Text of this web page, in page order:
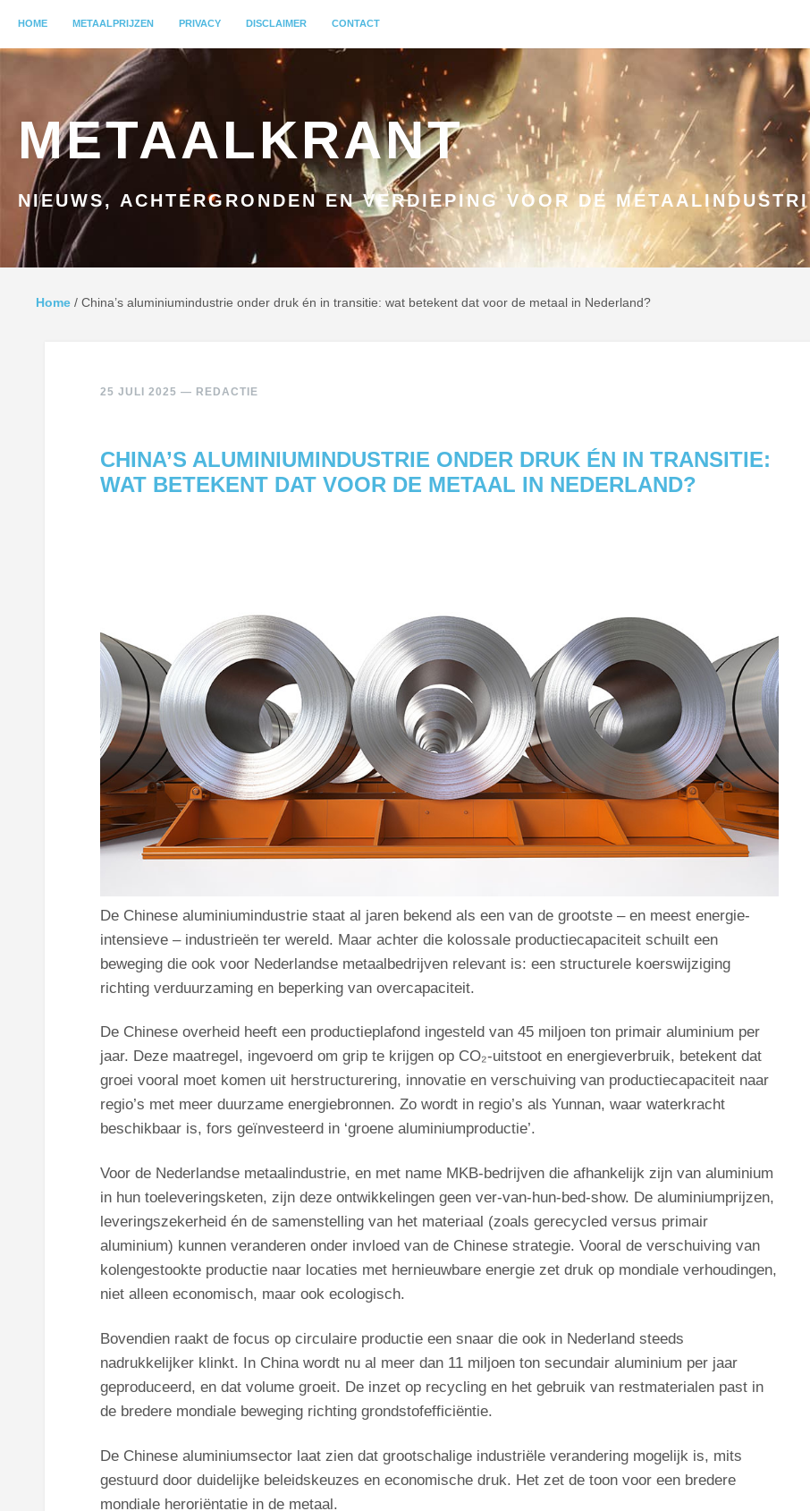
GA NAAR INHOUD
HOME METAALPRIJZEN PRIVACY DISCLAIMER CONTACT
METAALKRANT
NIEUWS, ACHTERGRONDEN EN VERDIEPING VOOR DE
Home / China’s aluminiumindustrie onder druk én in transitie: wat betekent dat voor de metaal in Nederland?
25 JULI 2025 — REDACTIE
CHINA’S ALUMINIUMINDUSTRIE ONDER DRUK ÉN IN TRANSITIE:
WAT BETEKENT DAT VOOR DE METAAL IN NEDERLAND?
De Chinese aluminiumindustrie staat al jaren bekend als een van de grootste – en meest energie-
intensieve – industrieën ter wereld. Maar achter die kolossale productiecapaciteit schuilt een
beweging die ook voor Nederlandse metaalbedrijven relevant is: een structurele koerswijziging
richting verduurzaming en beperking van overcapaciteit.
De Chinese overheid heeft een productieplafond ingesteld van 45 miljoen ton primair aluminium per
jaar. Deze maatregel, ingevoerd om grip te krijgen op CO₂-uitstoot en energieverbruik, betekent dat
groei vooral moet komen uit herstructurering, innovatie en verschuiving van productiecapaciteit naar
regio’s met meer duurzame energiebronnen. Zo wordt in regio’s als Yunnan, waar waterkracht
beschikbaar is, fors geïnvesteerd in ‘groene aluminiumproductie’.
Voor de Nederlandse metaalindustrie, en met name MKB-bedrijven die afhankelijk zijn van aluminium
in hun toeleveringsketen, zijn deze ontwikkelingen geen ver-van-hun-bed-show. De aluminiumprijzen,
leveringszekerheid én de samenstelling van het materiaal (zoals gerecycled versus primair
aluminium) kunnen veranderen onder invloed van de Chinese strategie. Vooral de verschuiving van
kolengestookte productie naar locaties met hernieuwbare energie zet druk op mondiale verhoudingen,
niet alleen economisch, maar ook ecologisch.
Bovendien raakt de focus op circulaire productie een snaar die ook in Nederland steeds
nadrukkelijker klinkt. In China wordt nu al meer dan 11 miljoen ton secundair aluminium per jaar
geproduceerd, en dat volume groeit. De inzet op recycling en het gebruik van restmaterialen past in
de bredere mondiale beweging richting grondstofefficiëntie.
De Chinese aluminiumsector laat zien dat grootschalige industriële verandering mogelijk is, mits
gestuurd door duidelijke beleidskeuzes en economische druk. Het zet de toon voor een bredere
mondiale heroriëntatie in de metaal.